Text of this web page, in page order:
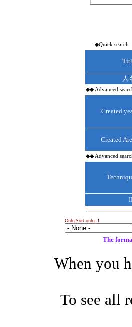
◆Quick search
人
◆◆ Advanced
Created
Created
◆◆ Advanced
OrderSort order 1
The
When you
To see all